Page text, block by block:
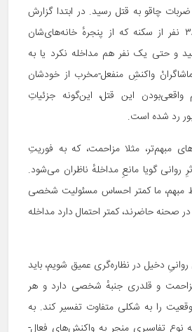
ضربات چاقو به قتل رسید. در ابتدا گزارش
شد که او پیشِ چشمِ ۳۸ نفر از سکنه که از پنجرهٔ خانه‌های‌شان
و حتی یک نفر هم مداخله نکرد یا به
واکنشِ منفعل-مخرب از خودشان
واقعی‌بودن این قتل، این‌گونه جزئیاتِ
رد شده است.
مبهم‌تر، مثلا مزاحمت، که به فوریتِ
روانی گویا مانعِ مداخلهٔ ناظران می‌شود.
ما کمتر احساس مسئولیت شخصی
صحنه حاضرند، کمتر احتمال دارد مداخله
روانیِ دخیل در نظاره‌گری عمیق شویم، باید
و قلدری جنبهٔ شخصی دارد و هر
را به شکلی متفاوت تفسیر کند. به
نوع تفاسیری منجر به واکنش‌های فعال-